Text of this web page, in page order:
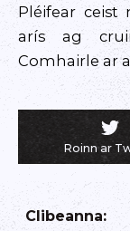
Pléifear ceist
arís ag
Comhairle ar
Roinn ar
Clibeanna: